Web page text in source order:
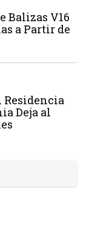
Balizas V16
a Partir de
Residencia
Deja al